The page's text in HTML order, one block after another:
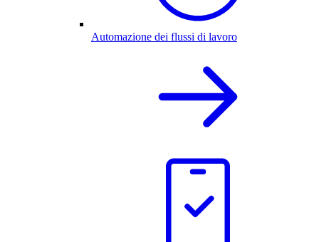
Automazione dei flussi di lavoro